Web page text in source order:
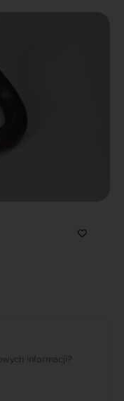
informacji?